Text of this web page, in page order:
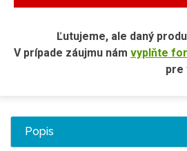
Ľutujeme, ale daný
V prípade záujmu nám vyplňte
pre
Popis